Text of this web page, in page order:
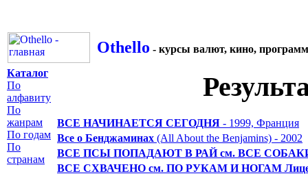
Othello - курсы валют, кино,
Каталог
По
алфавиту
По
жанрам
По годам
По
странам
ВСЕ НАЧИНАЕТСЯ СЕГОДНЯ - 1999, Франция
Все о Бенджаминах (All About the Benjamins) - 2002
ВСЕ ПСЫ ПОПАДАЮТ В РАЙ см. ВСЕ
ВСЕ СХВАЧЕНО см. ПО РУКАМ И НОГАМ